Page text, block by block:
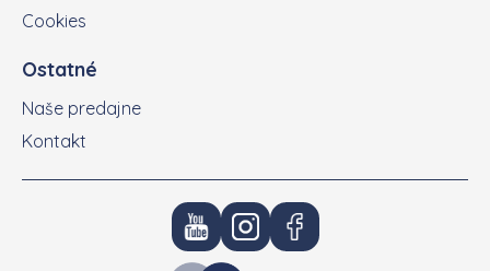
Cookies
Ostatné
Naše predajne
Kontakt